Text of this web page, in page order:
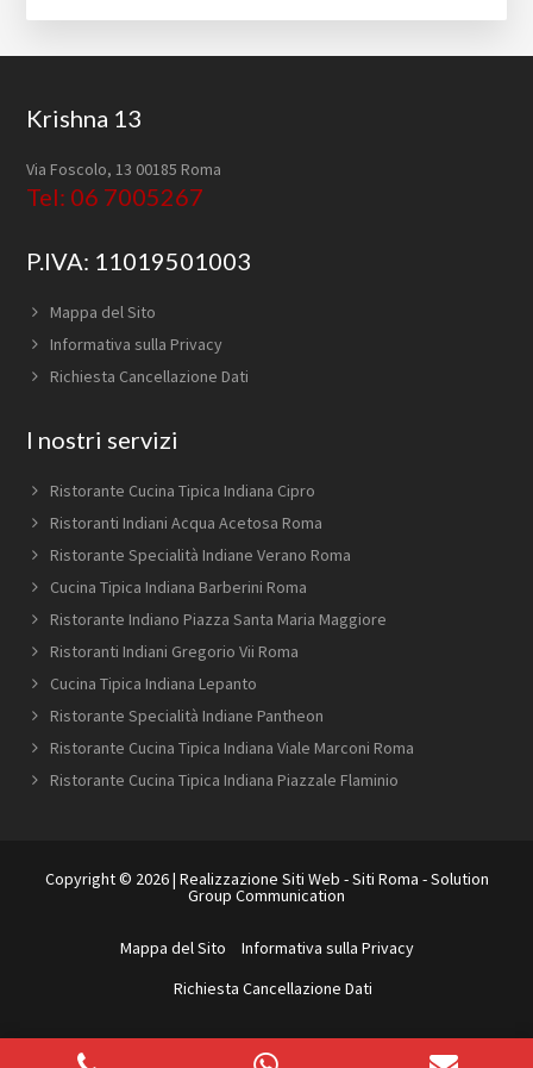
Footer
Krishna 13
Via Foscolo, 13 00185 Roma
Tel: 06 7005267
P.IVA: 11019501003
Mappa del Sito
Informativa sulla Privacy
Richiesta Cancellazione Dati
I nostri servizi
Ristorante Cucina Tipica Indiana Cipro
Ristoranti Indiani Acqua Acetosa Roma
Ristorante Specialità Indiane Verano Roma
Cucina Tipica Indiana Barberini Roma
Ristorante Indiano Piazza Santa Maria Maggiore
Ristoranti Indiani Gregorio Vii Roma
Cucina Tipica Indiana Lepanto
Ristorante Specialità Indiane Pantheon
Ristorante Cucina Tipica Indiana Viale Marconi Roma
Ristorante Cucina Tipica Indiana Piazzale Flaminio
Copyright © 2026 | Realizzazione Siti Web -Siti Roma -Solution
Group Communication
Mappa del Sito
Informativa sulla Privacy
Richiesta Cancellazione Dati